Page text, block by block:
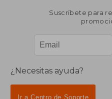
Suscríbete para
¿Necesitas ayuda?
Ir a Centro de Soporte